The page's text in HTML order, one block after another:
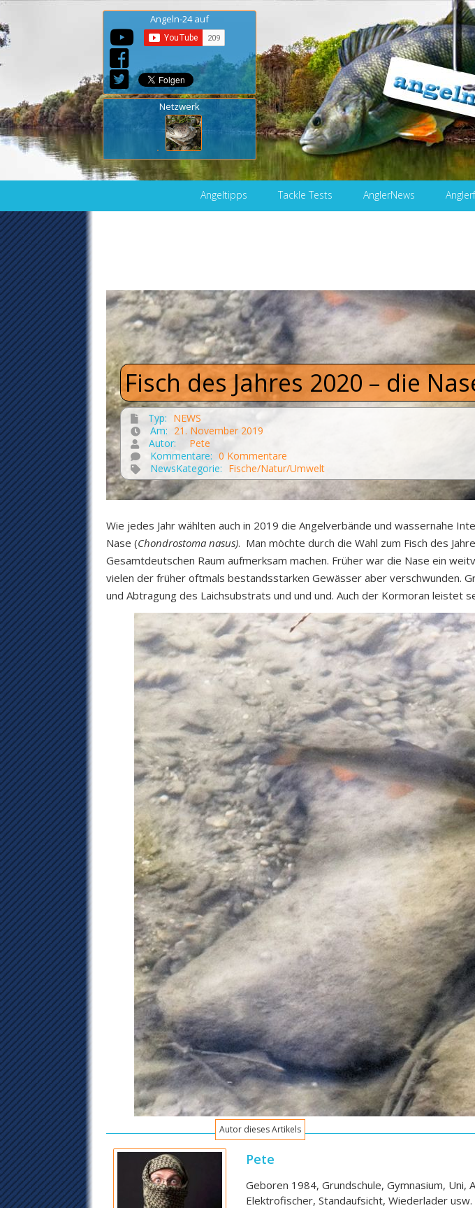
Angeln-24 auf
Netzwerk
Angeltipps Tackle Tests AnglerNews
Fisch des Jahres 2020 – die
Typ: NEWS
Am: 21. November 2019
Autor:
Pete
Kommentare: 0 Kommentare
NewsKategorie: Fische/Natur/Umwelt
Wie jedes Jahr wählten auch in 2019 die Angelverbände und wassernahe
Nase (Chondrostoma nasus). Man möchte durch die Wahl zum Fisch des
Gesamtdeutschen Raum aufmerksam machen. Früher war die Nase ein
vielen der früher oftmals bestandsstarken Gewässer aber verschwunden.
und Abtragung des Laichsubstrats und und und. Auch der Kormoran leistet
Autor dieses Artikels
Pete
Geboren 1984, Grundschule, Gymnasium, Uni,
Elektrofischer, Standaufsicht, Wiederlader usw.